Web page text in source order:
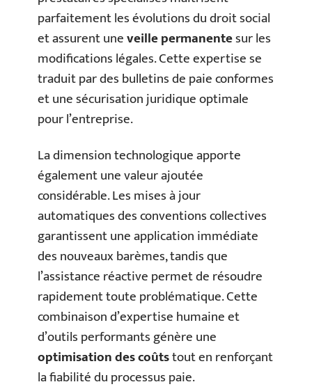
parfaitement les évolutions du droit social
et assurent uneveille permanentesur les
modifications légales. Cette expertise se
traduit par des bulletins de paie conformes
et une sécurisation juridique optimale
pour l’entreprise.
La dimension technologique apporte
également une valeur ajoutée
considérable. Les mises à jour
automatiques des conventions collectives
garantissent une application immédiate
des nouveaux barèmes, tandis que
l’assistance réactive permet de résoudre
rapidement toute problématique. Cette
combinaison d’expertise humaine et
d’outils performants génère une
optimisation des coûtstout en renforçant
la fiabilité du processus paie.